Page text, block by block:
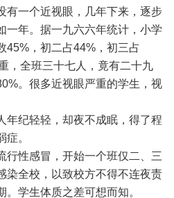
一个近视眼，几年下来，逐步
一年。据一九六六年统计，小学
45%，初二占44%，初三占
，全班三十七人，竟有二十九
。很多近视眼严重的学生，视
纪轻轻，却夜不成眠，得了程
。
性感冒，开始一个班仅二、三
染全校，以致校方不得不连夜责
学生体质之差可想而知。